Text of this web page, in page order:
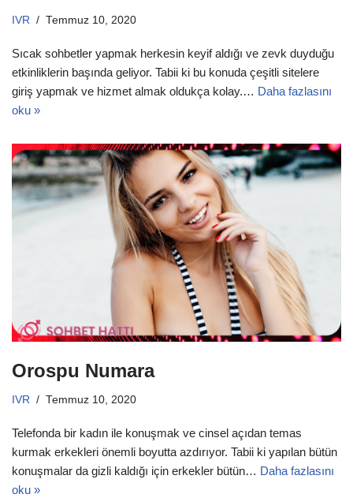
IVR Temmuz 10, 2020
Sıcak sohbetler yapmak herkesin keyif aldığı ve zevk duyduğu
etkinliklerin başında geliyor. Tabii ki bu konuda çeşitli sitelere
giriş yapmak ve hizmet almak oldukça kolay.… Daha fazlasını
oku »
Orospu Numara
IVR Temmuz 10, 2020
Telefonda bir kadın ile konuşmak ve cinsel açıdan temas
kurmak erkekleri önemli boyutta azdırıyor. Tabii ki yapılan bütün
konuşmalar da gizli kaldığı için erkekler bütün… Daha fazlasını
oku »